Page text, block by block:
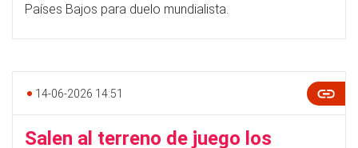
Países Bajos para duelo mundialista.
14-06-2026 14:51
Salen al terreno de juego los